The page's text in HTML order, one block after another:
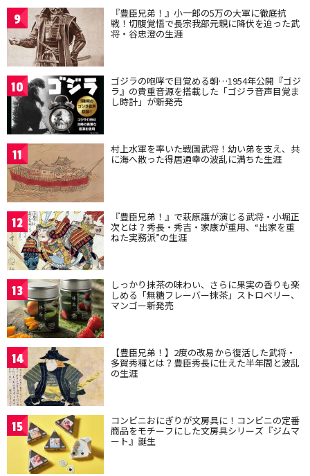
9 『豊臣兄弟！』小一郎の5万の大軍に徹底抗
戦！切腹覚悟で長宗我部元親に降伏を迫った武
将・谷忠澄の生涯
10 ゴジラの咆哮で目覚める朝…1954年公開『ゴジ
ラ』の貴重音源を搭載した「ゴジラ音声目覚ま
し時計」が新発売
11 村上水軍を率いた戦国武将！幼い弟を支え、共
に海へ散った得居通幸の波乱に満ちた生涯
12 『豊臣兄弟！』で萩原護が演じる武将・小堀正
次とは？秀長・秀吉・家康が重用、“出家を重
ねた実務派”の生涯
13 しっかり抹茶の味わい、さらに果実の香りも楽
しめる「無糖フレーバー抹茶」ストロベリー、
マンゴー新発売
14 【豊臣兄弟！】2度の改易から復活した武将・
多賀秀種とは？豊臣秀長に仕えた半年間と波乱
の生涯
15 コンビニおにぎりが文房具に！コンビニの定番
商品をモチーフにした文房具シリーズ『ジムマ
ート』誕生